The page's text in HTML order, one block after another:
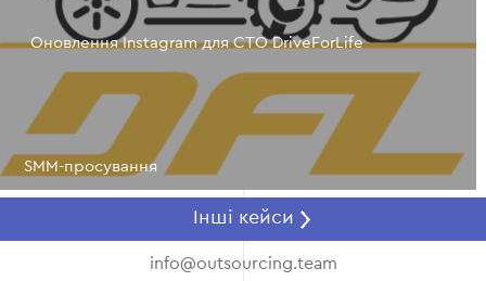
Оновлення Instagram для СТО DriveForLife
SMM-просування
Інші кейси
info@outsourcing.team